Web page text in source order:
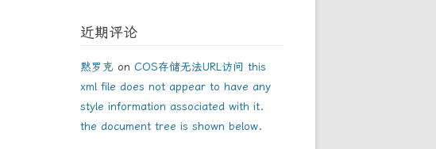
近期评论
黙罗克 on COS存储无法URL访问 this
xml file does not appear to have any
style information associated with it.
the document tree is shown below.